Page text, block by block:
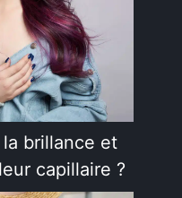
brillance et
capillaire ?